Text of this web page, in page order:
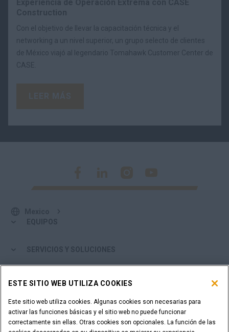
Con el objetivo de llevar la capacitación técnica y el
networking a un nivel superior, un grupo selecto de clientes
de México viajó al legendario Tomahawk Customer Center de
CASE.
EQUIPOS
SERVICIOS Y SOLUCIONES
MÁS DE CASE
ESTE SITIO WEB UTILIZA COOKIES
Este sitio web utiliza cookies. Algunas cookies son necesarias para
activar las funciones básicas y el sitio web no puede funcionar
correctamente sin ellas. Otras cookies son opcionales. La función de las